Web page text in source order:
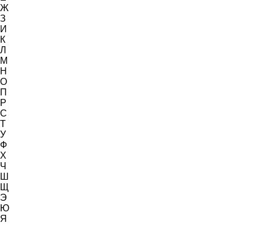
Ж
З
И
К
Л
М
Н
О
П
Р
С
Т
У
Ф
Х
Ч
Ш
Щ
Э
Ю
Я